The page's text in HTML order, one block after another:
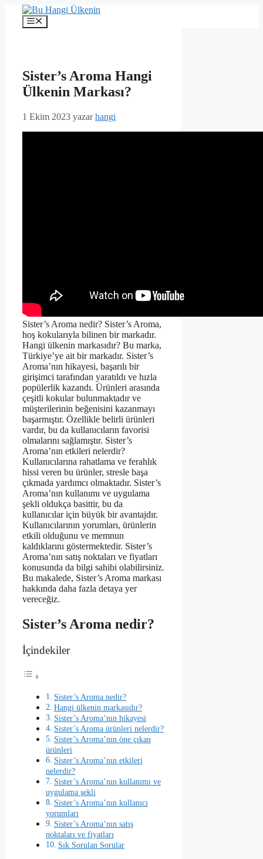
İçeriğe
Menü
Sister’s Aroma Hangi
Ülkenin Markası?
1 Ekim 2023 yazarhangi
Sister’s Aroma nedir? Sister’s Aroma,
hoş kokularıyla bilinen bir markadır.
Hangi ülkenin markasıdır? Bu marka,
Türkiye’ye ait bir markadır. Sister’s
Aroma’nın hikayesi, başarılı bir
girişimci tarafından yaratıldı ve hızla
popülerlik kazandı. Ürünleri arasında
çeşitli kokular bulunmaktadır ve
müşterilerinin beğenisini kazanmayı
başarmıştır. Özellikle belirli ürünleri
vardır, bu da kullanıcıların favorisi
olmalarını sağlamıştır. Sister’s
Aroma’nın etkileri nelerdir?
Kullanıcılarına rahatlama ve ferahlık
hissi veren bu ürünler, stresle başa
çıkmada yardımcı olmaktadır. Sister’s
Aroma’nın kullanımı ve uygulama
şekli oldukça basittir, bu da
kullanıcılar için büyük bir avantajdır.
Kullanıcılarının yorumları, ürünlerin
etkili olduğunu ve memnun
kaldıklarını göstermektedir. Sister’s
Aroma’nın satış noktaları ve fiyatları
konusunda da bilgi sahibi olabilirsiniz.
Bu makalede, Sister’s Aroma markası
hakkında daha fazla detaya yer
vereceğiz.
Sister’s Aroma nedir?
İçindekiler
Sister’s Aroma nedir?
Hangi ülkenin markasıdır?
Sister’s Aroma’nın hikayesi
Sister’s Aroma ürünleri nelerdir?
Sister’s Aroma’nın öne çıkan
ürünleri
Sister’s Aroma’nın etkileri
nelerdir?
Sister’s Aroma’nın kullanımı ve
uygulama şekli
Sister’s Aroma’nın kullanıcı
yorumları
Sister’s Aroma’nın satış
noktaları ve fiyatları
Sık Sorulan Sorular